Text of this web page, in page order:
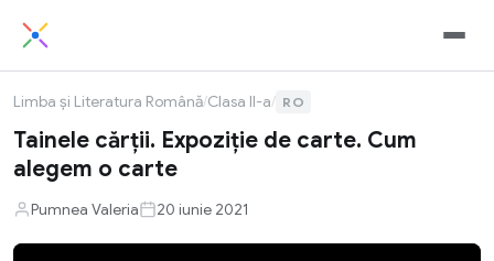
Limba și Literatura Română/Clasa II-a/ RO
Tainele cărții. Expoziție de carte. Cum
alegem o carte
Pumnea Valeria 20 iunie 2021